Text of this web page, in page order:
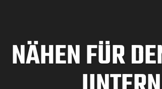
NÄHEN FÜR